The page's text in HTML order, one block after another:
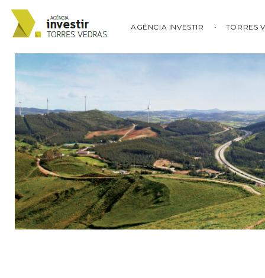
AGÊNCIA INVESTIR TORRES